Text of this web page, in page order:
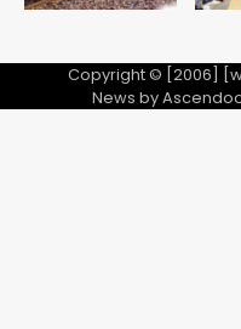
फरार
Team
Copyright © [2006]
News by